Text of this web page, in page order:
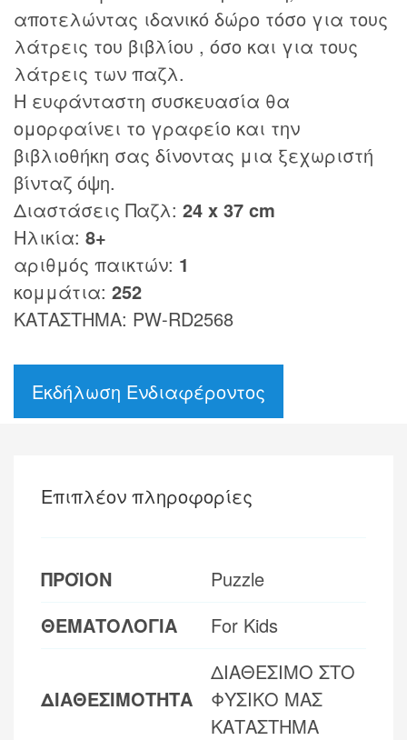
αποτελώντας ιδανικό δώρο τόσο για τους
λάτρεις του βιβλίου , όσο και για τους
λάτρεις των παζλ.
Η ευφάνταστη συσκευασία θα
ομορφαίνει το γραφείο και την
βιβλιοθήκη σας δίνοντας μια ξεχωριστή
βίνταζ όψη.
Διαστάσεις Παζλ: 24 x 37 cm
Ηλικία: 8+
αριθμός παικτών: 1
κομμάτια: 252
ΚΑΤΑΣΤΗΜΑ: PW-RD2568
Εκδήλωση Ενδιαφέροντος
Επιπλέον πληροφορίες
ΠΡΟΪΟΝ
Puzzle
ΘΕΜΑΤΟΛΟΓΙΑ
For Kids
ΔΙΑΘΕΣΙΜΟΤΗΤΑ
ΔΙΑΘΕΣΙΜΟ ΣΤΟ
ΦΥΣΙΚΟ ΜΑΣ
ΚΑΤΑΣΤΗΜΑ